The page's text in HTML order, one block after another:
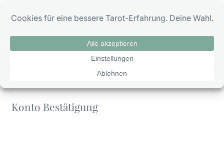
Inhalt
Konto Bestätigung
Konto Bestätigung